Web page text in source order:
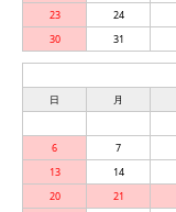
23
24
30
31
日
月
6
7
13
14
20
21